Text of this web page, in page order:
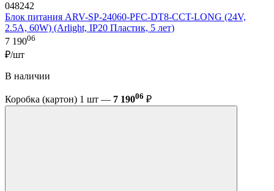
048242
Блок питания ARV-SP-24060-PFC-DT8-CCT-LONG (24V,
2.5A, 60W) (Arlight, IP20 Пластик, 5 лет)
7 19006
₽/шт
В наличии
Коробка (картон) 1 шт — 7 19006 ₽